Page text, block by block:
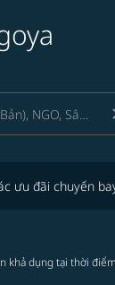
ưu đãi chuyến
dụng tại thời